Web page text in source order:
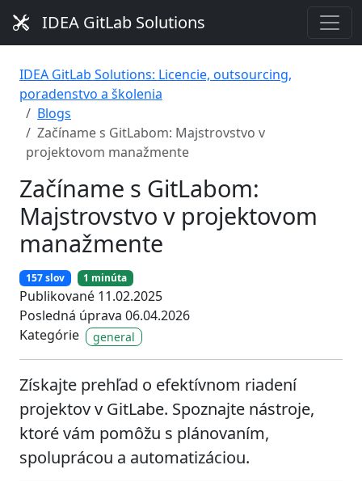
IDEA GitLab Solutions
IDEA GitLab Solutions: Licencie, outsourcing,
poradenstvo a školenia
Blogs
Začíname s GitLabom: Majstrovstvo v
projektovom manažmente
Začíname s GitLabom:
Majstrovstvo v projektovom
manažmente
157 slov 1 minúta
Publikované 11.02.2025
Posledná úprava 06.04.2026
Kategórie
general
Získajte prehľad o efektívnom riadení
projektov v GitLabe. Spoznajte nástroje,
ktoré vám pomôžu s plánovaním,
spoluprácou a automatizáciou.